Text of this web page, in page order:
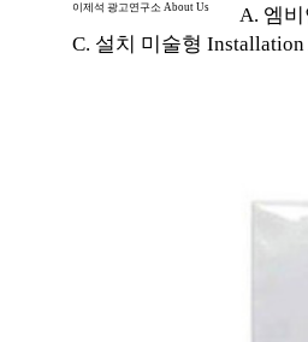
이제석 광고연구소 About Us
A. 엠
C. 설치 미술형